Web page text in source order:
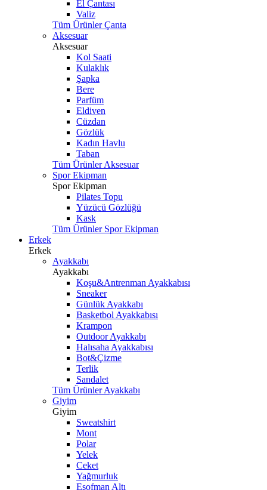
El Çantası
Valiz
Tüm Ürünler Çanta
Aksesuar
Aksesuar
Kol Saati
Kulaklık
Şapka
Bere
Parfüm
Eldiven
Cüzdan
Gözlük
Kadın Havlu
Taban
Tüm Ürünler Aksesuar
Spor Ekipman
Spor Ekipman
Pilates Topu
Yüzücü Gözlüğü
Kask
Tüm Ürünler Spor Ekipman
Erkek
Erkek
Ayakkabı
Ayakkabı
Koşu&Antrenman Ayakkabısı
Sneaker
Günlük Ayakkabı
Basketbol Ayakkabısı
Krampon
Outdoor Ayakkabı
Halısaha Ayakkabısı
Bot&Çizme
Terlik
Sandalet
Tüm Ürünler Ayakkabı
Giyim
Giyim
Sweatshirt
Mont
Polar
Yelek
Ceket
Yağmurluk
Eşofman Altı